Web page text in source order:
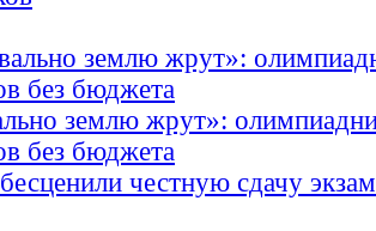
землю жрут»:
без бюджета
честную сдачу